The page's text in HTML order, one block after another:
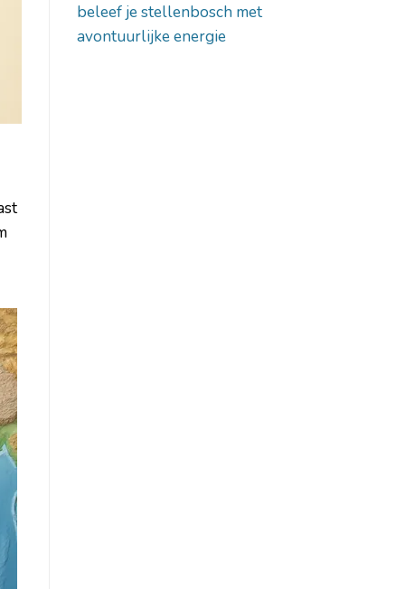
beleef je stellenbosch met
avontuurlijke energie